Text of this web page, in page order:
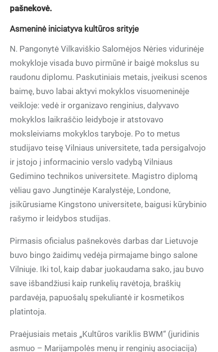
pašnekovė.
Asmeninė iniciatyva kultūros srityje
N. Pangonytė Vilkaviškio Salomėjos Nėries vidurinėje
mokykloje visada buvo pirmūnė ir baigė mokslus su
raudonu diplomu. Paskutiniais metais, įveikusi scenos
baimę, buvo labai aktyvi mokyklos visuomeninėje
veikloje: vedė ir organizavo renginius, dalyvavo
mokyklos laikraščio leidyboje ir atstovavo
moksleiviams mokyklos taryboje. Po to metus
studijavo teisę Vilniaus universitete, tada persigalvojo
ir įstojo į informacinio verslo vadybą Vilniaus
Gedimino technikos universitete. Magistro diplomą
vėliau gavo Jungtinėje Karalystėje, Londone,
įsikūrusiame Kingstono universitete, baigusi kūrybinio
rašymo ir leidybos studijas.
Pirmasis oficialus pašnekovės darbas dar Lietuvoje
buvo bingo žaidimų vedėja pirmajame bingo salone
Vilniuje. Iki tol, kaip dabar juokaudama sako, jau buvo
save išbandžiusi kaip runkelių ravėtoja, braškių
pardavėja, papuošalų spekuliantė ir kosmetikos
platintoja.
Praėjusiais metais „Kultūros variklis BWM“ (juridinis
asmuo – Marijampolės menų ir renginių asociacija)